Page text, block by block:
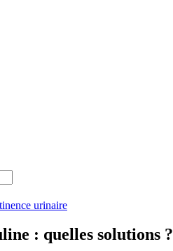
urinaire
: quelles solutions ?